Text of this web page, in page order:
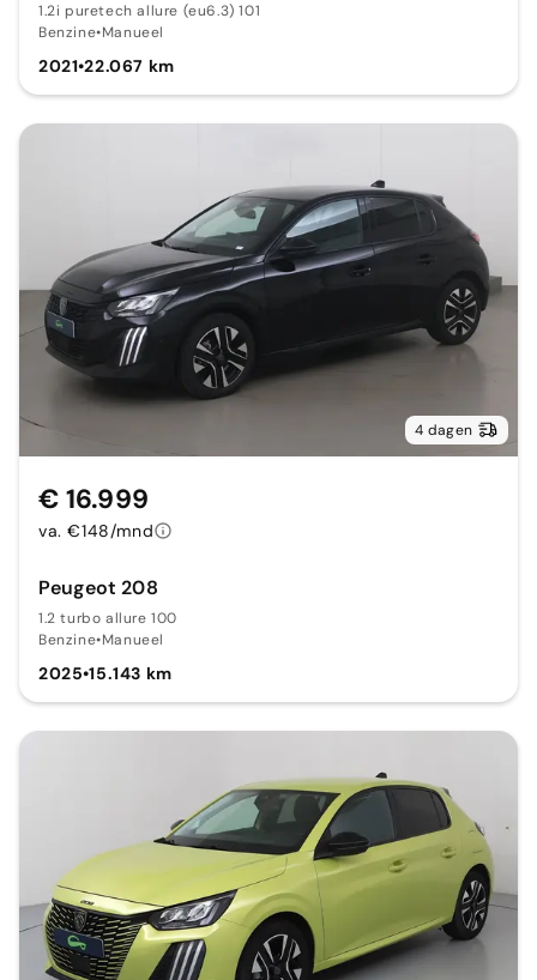
1.2i puretech allure (eu6.3) 101
Benzine•Manueel
2021•22.067 km
4 dagen
Peugeot 208
1.2 turbo allure 100
Benzine•Manueel
2025•15.143 km
€ 16.999
va. €148/mnd